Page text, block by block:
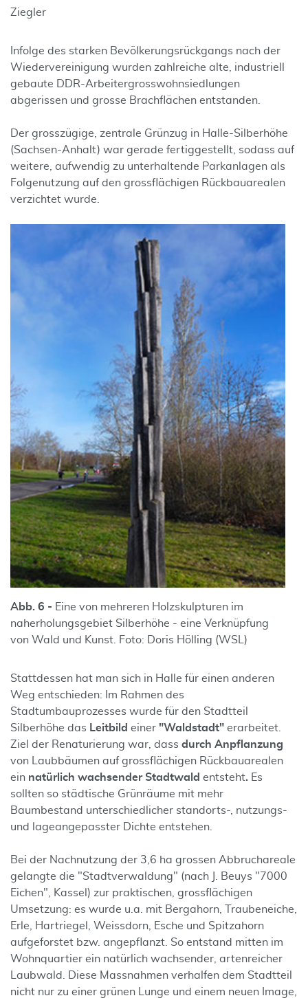
Ziegler
Infolge des starken Bevölkerungsrückgangs nach der
Wiedervereinigung wurden zahlreiche alte, industriell
gebaute DDR-Arbeitergrosswohnsiedlungen
abgerissen und grosse Brachflächen entstanden.
Der grosszügige, zentrale Grünzug in Halle-Silberhöhe
(Sachsen-Anhalt) war gerade fertiggestellt, sodass auf
weitere, aufwendig zu unterhaltende Parkanlagen als
Folgenutzung auf den grossflächigen Rückbauarealen
verzichtet wurde.
Abb. 6 - Eine von mehreren Holzskulpturen im
naherholungsgebiet Silberhöhe - eine Verknüpfung
von Wald und Kunst. Foto: Doris Hölling (WSL)
Stattdessen hat man sich in Halle für einen anderen
Weg entschieden: Im Rahmen des
Stadtumbauprozesses wurde für den Stadtteil
Silberhöhe das Leitbild einer "Waldstadt" erarbeitet.
Ziel der Renaturierung war, dass durch Anpflanzung
von Laubbäumen auf grossflächigen Rückbauarealen
ein natürlich wachsender Stadtwald entsteht. Es
sollten so städtische Grünräume mit mehr
Baumbestand unterschiedlicher standorts-, nutzungs-
und lageangepasster Dichte entstehen.
Bei der Nachnutzung der 3,6 ha grossen Abbruchareale
gelangte die "Stadtverwaldung" (nach J. Beuys "7000
Eichen", Kassel) zur praktischen, grossflächigen
Umsetzung: es wurde u.a. mit Bergahorn, Traubeneiche,
Erle, Hartriegel, Weissdorn, Esche und Spitzahorn
aufgeforstet bzw. angepflanzt. So entstand mitten im
Wohnquartier ein natürlich wachsender, artenreicher
Laubwald. Diese Massnahmen verhalfen dem Stadtteil
nicht nur zu einer grünen Lunge und einem neuen Image,